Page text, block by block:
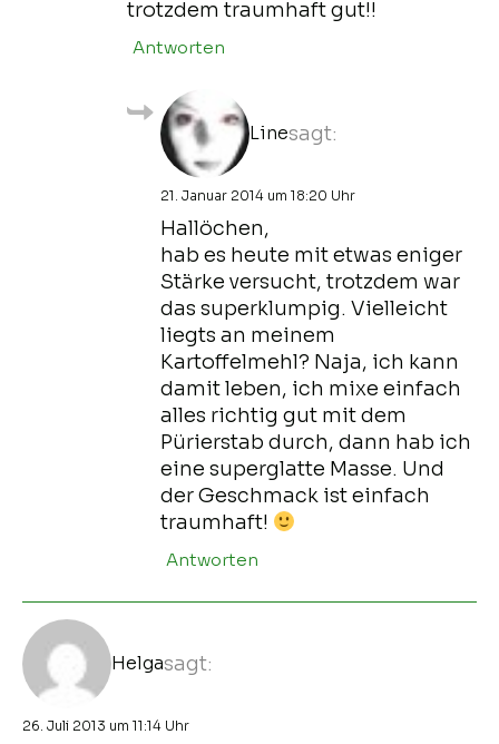
trotzdem traumhaft gut!!
Antworten
Linesagt:
21. Januar 2014 um 18:20 Uhr
Hallöchen,
hab es heute mit etwas eniger
Stärke versucht, trotzdem war
das superklumpig. Vielleicht
liegts an meinem
Kartoffelmehl? Naja, ich kann
damit leben, ich mixe einfach
alles richtig gut mit dem
Pürierstab durch, dann hab ich
eine superglatte Masse. Und
der Geschmack ist einfach
traumhaft!
Antworten
Helgasagt:
26. Juli 2013 um 11:14 Uhr